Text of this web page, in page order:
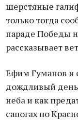
шерстяные
только тогда
параде Победы
рассказывает
Ефим Гуманов и
дождливый день
неба и как
сапогах по